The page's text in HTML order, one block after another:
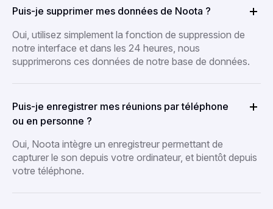
Puis-je supprimer mes données de Noota ?
Oui, utilisez simplement la fonction de suppression de
notre interface et dans les 24 heures, nous
supprimerons ces données de notre base de données.
Puis-je enregistrer mes réunions par téléphone
ou en personne ?
Oui, Noota intègre un enregistreur permettant de
capturer le son depuis votre ordinateur, et bientôt depuis
votre téléphone.